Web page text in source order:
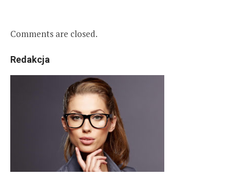
Comments are closed.
Redakcja